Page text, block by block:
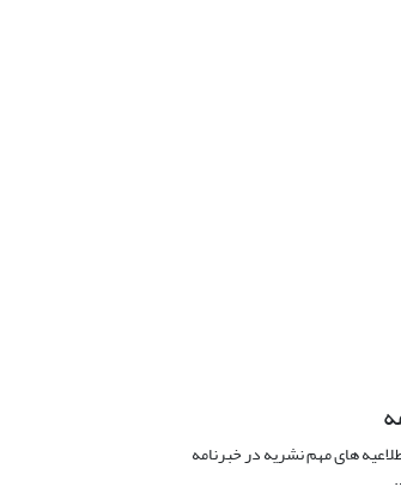
های مهم نشریه در خبرنامه